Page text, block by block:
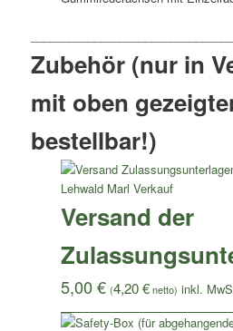
Zubehör (nur in
mit oben
bestellbar!)
Versand der
5,00€ (4,20€netto)